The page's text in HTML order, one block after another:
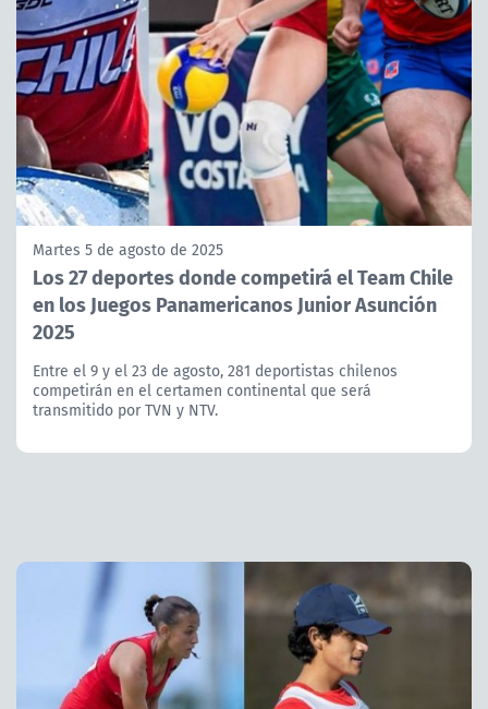
Martes 5 de agosto de 2025
Los 27 deportes donde competirá el Team Chile
en los Juegos Panamericanos Junior Asunción
2025
Entre el 9 y el 23 de agosto, 281 deportistas chilenos
competirán en el certamen continental que será
transmitido por TVN y NTV.